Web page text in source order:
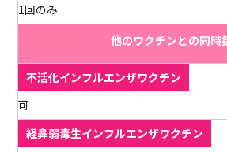
1回のみ
他のワクチンとの同時
可